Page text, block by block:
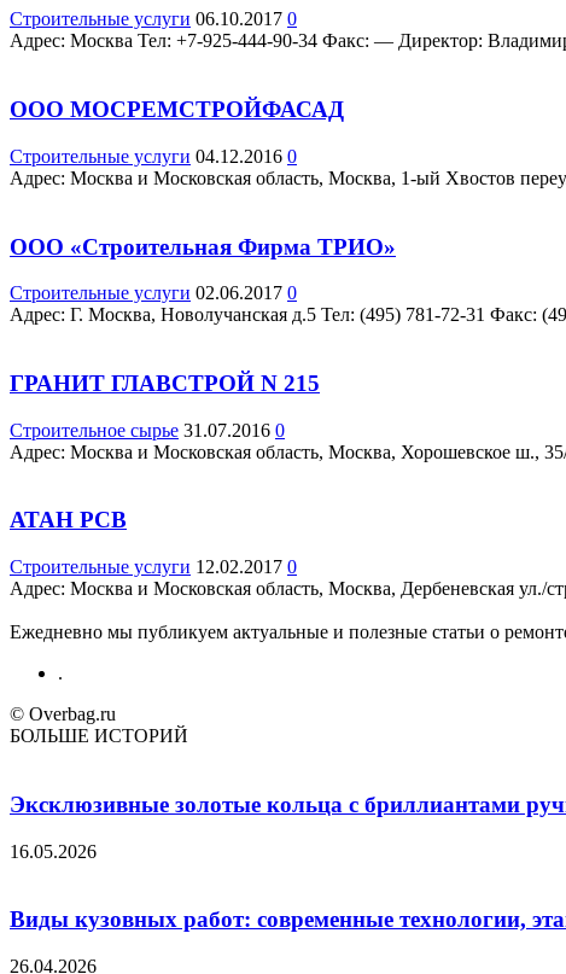
Строительные услуги 06.10.2017 0
Адрес: Москва Teл: +7-925-444-90-34 Факс: — Директор:
ООО МОСРЕМСТРОЙФАСАД
Строительные услуги 04.12.2016 0
Адрес: Москва и Московская область, Москва, 1-ый Хвостов
ООО «Строительная Фирма ТРИО»
Строительные услуги 02.06.2017 0
Адрес: Г. Москва, Новолучанская д.5 Teл: (495) 781-72-31 Факс:
ГРАНИТ ГЛАВСТРОЙ N 215
Строительное сырье 31.07.2016 0
Адрес: Москва и Московская область, Москва, Хорошевское ш.,
АТАН РСВ
Строительные услуги 12.02.2017 0
Адрес: Москва и Московская область, Москва, Дербеневская ул./
Ежедневно мы публикуем актуальные и полезные статьи о
.
© Overbag.ru
БОЛЬШЕ ИСТОРИЙ
Эксклюзивные золотые кольца с бриллиантами
16.05.2026
Виды кузовных работ: современные технологии,
26.04.2026